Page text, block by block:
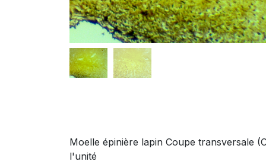
Moelle épinière lapin Coupe transversale
l'unité